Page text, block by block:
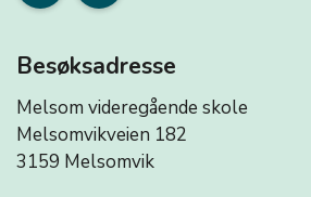
Besøksadresse
Melsom videregående skole
Melsomvikveien 182
3159 Melsomvik